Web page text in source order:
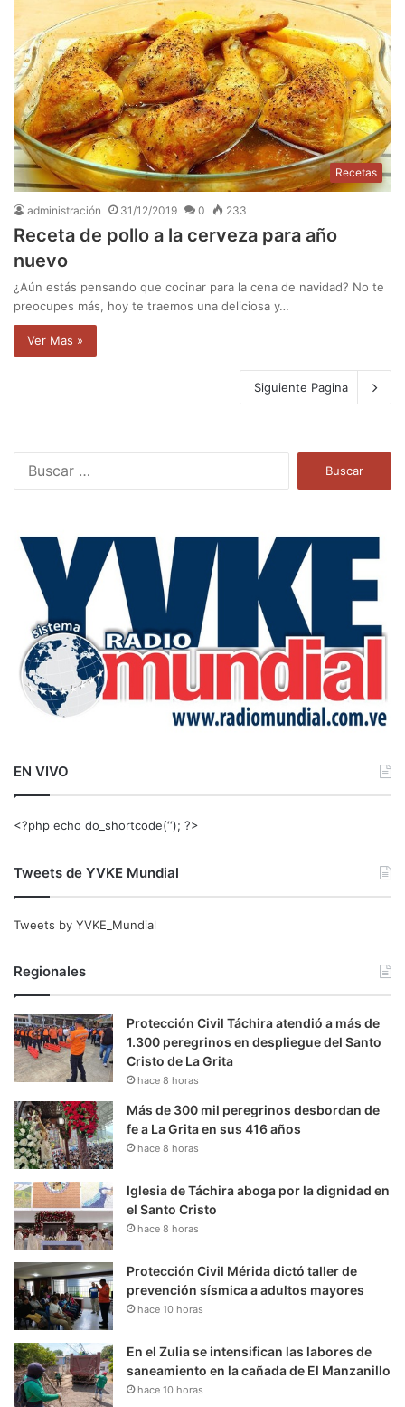
Recetas
administración 31/12/2019 0 233
Receta de pollo a la cerveza para año
nuevo
¿Aún estás pensando que cocinar para la cena de navidad? No te
preocupes más, hoy te traemos una deliciosa y…
Ver Mas »
Siguiente Pagina
a
EN VIVO
<?php echo do_shortcode(‘‘); ?>
Tweets de YVKE Mundial
Tweets by YVKE_Mundial
Regionales
Protección Civil Táchira atendió a más de
1.300 peregrinos en despliegue del Santo
Cristo de La Grita
hace 8 horas
Más de 300 mil peregrinos desbordan de
fe a La Grita en sus 416 años
hace 8 horas
Iglesia de Táchira aboga por la dignidad en
el Santo Cristo
hace 8 horas
Protección Civil Mérida dictó taller de
prevención sísmica a adultos mayores
hace 10 horas
En el Zulia se intensifican las labores de
saneamiento en la cañada de El Manzanillo
hace 10 horas